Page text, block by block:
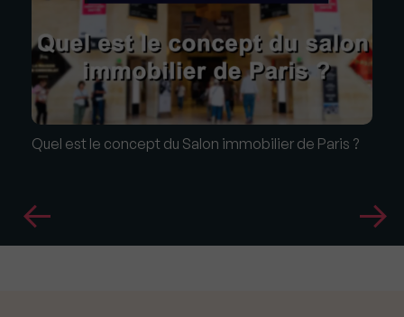
Quel est le concept du Salon immobilier de Paris ?